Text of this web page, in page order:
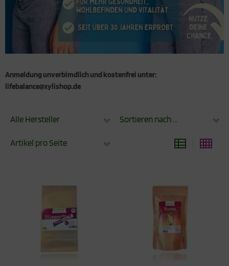
Anmeldung unverbimdlich und kostenfrei unter:
lifebalance@xylishop.de
Alle Hersteller Sortieren nach ...
Artikel pro Seite